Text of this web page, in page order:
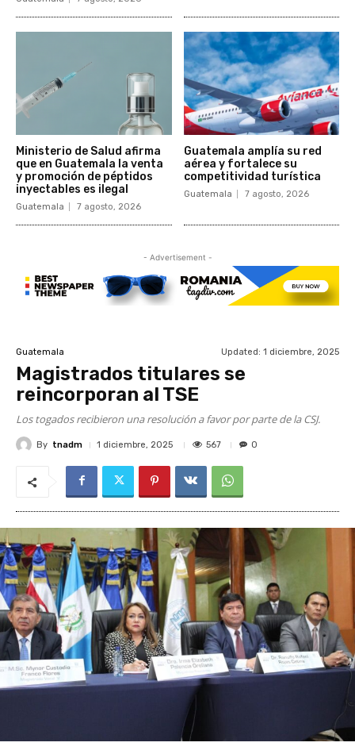
Ministerio de Salud afirma
que en Guatemala la venta
y promoción de péptidos
inyectables es ilegal
Guatemala 7 agosto, 2026
Guatemala amplía su red
aérea y fortalece su
competitividad turística
Guatemala 7 agosto, 2026
- Advertisement -